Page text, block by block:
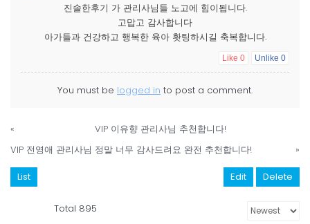
진솔한후기 가 관리사님들 노고에 힘이됩니다.
고맙고 감사합니다
아가들과 건강하고 행복한 육아 홧팅하시길 축복합니다.
Like 0 Unlike 0
You must be logged in to post a comment.
«
VIP 이유향 관리사님 추천합니다!
VIP 전영애 관리사님 정말 너무 감사드려요 완전 추천합니다!
»
List Edit Delete
Total 895